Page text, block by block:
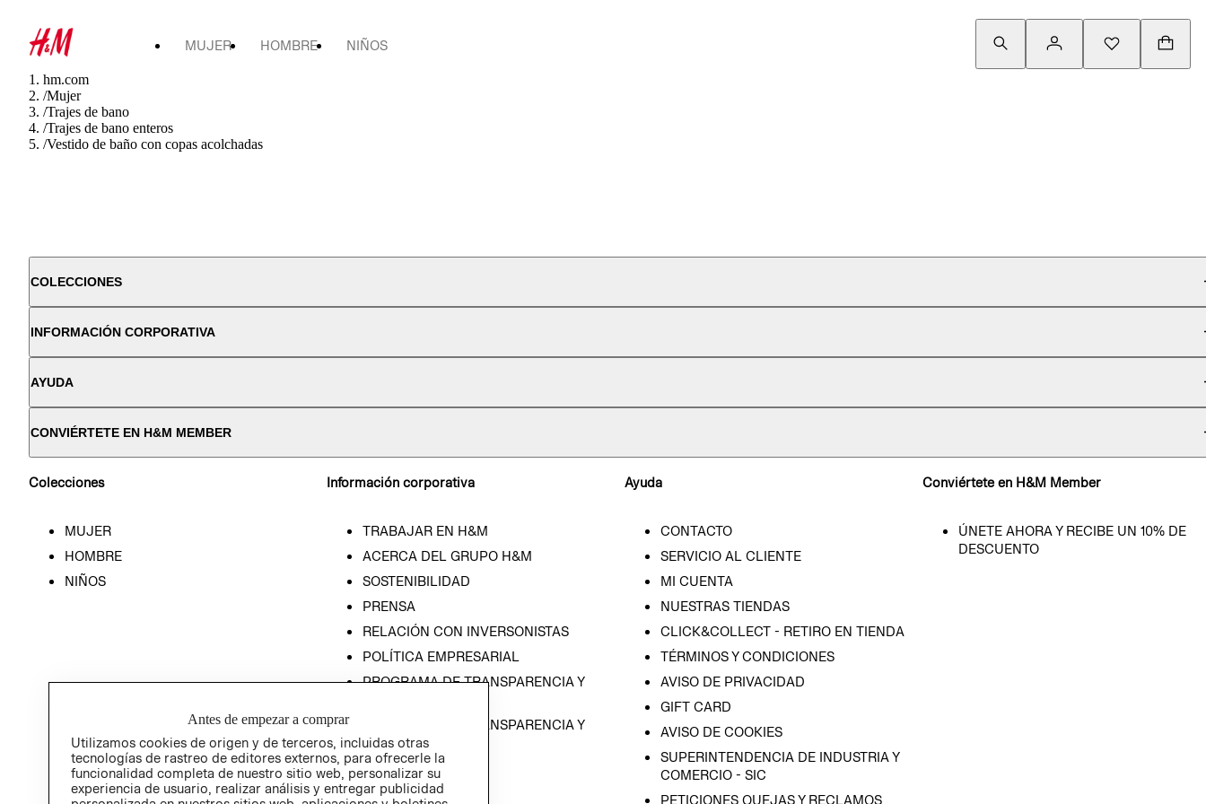
MUJER HOMBRE NIÑOS
hm.com
/Mujer
/Trajes de bano
/Trajes de bano enteros
/Vestido de baño con copas acolchadas
COLECCIONES
INFORMACIÓN CORPORATIVA
AYUDA
CONVIÉRTETE EN H&M MEMBER
Colecciones
MUJER
HOMBRE
NIÑOS
Información corporativa
TRABAJAR EN H&M
ACERCA DEL GRUPO H&M
SOSTENIBILIDAD
PRENSA
RELACIÓN CON INVERSONISTAS
POLÍTICA EMPRESARIAL
PROGRAMA DE TRANSPARENCIA Y
PROGRAMA DE TRANSPARENCIA Y
ÉTICA (INGLÉS)
Ayuda
CONTACTO
SERVICIO AL CLIENTE
MI CUENTA
NUESTRAS TIENDAS
CLICK&COLLECT - RETIRO EN TIENDA
TÉRMINOS Y CONDICIONES
AVISO DE PRIVACIDAD
GIFT CARD
AVISO DE COOKIES
SUPERINTENDENCIA DE INDUSTRIA Y
COMERCIO - SIC
PETICIONES QUEJAS Y RECLAMOS
Conviértete en H&M Member
ÚNETE AHORA Y RECIBE UN 10% DE
DESCUENTO
Antes de empezar a comprar
Utilizamos cookies de origen y de terceros, incluidas otras
tecnologías de rastreo de editores externos, para ofrecerle la
funcionalidad completa de nuestro sitio web, personalizar su
experiencia de usuario, realizar análisis y entregar publicidad